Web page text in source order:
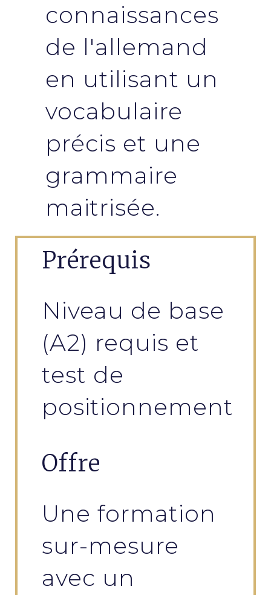
connaissances
de l'allemand
en utilisant un
vocabulaire
précis et une
grammaire
maitrisée.
Prérequis
Niveau de base
(A2) requis et
test de
positionnement
Offre
Une formation
sur-mesure
avec un